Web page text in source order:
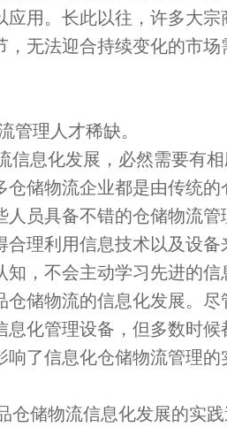
应用。长此以往，许多大
，无法迎合持续变化的市
管理人才稀缺。
信息化发展，必然需要有
仓储物流企业都是由传统
人员具备不错的仓储物流
合理利用信息技术以及设
知，不会主动学习先进的
仓储物流的信息化发展。
息化管理设备，但多数时
响了信息化仓储物流管理的
仓储物流信息化发展的实